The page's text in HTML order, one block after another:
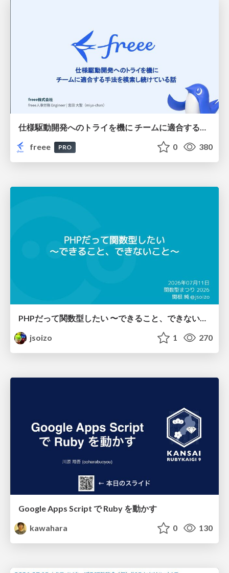
仕様駆動開発へのトライを機に チームに適合する手法を模索し続けている話
freee
PRO 0 380
jsoizo
1 270
Google Apps Script で Ruby を動かす
kawahara
0 130